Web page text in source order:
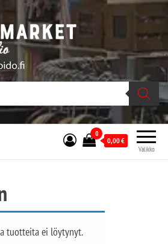
verkossa ja kivijalassa
Stupido Market on vaihtoehtomusaan
erikoistunut verkko- sekä
kivijalkakauppa Helsingissä Kallion
sydämessä.
Valikko
0
0,00€
tuotteita ei löytynyt.